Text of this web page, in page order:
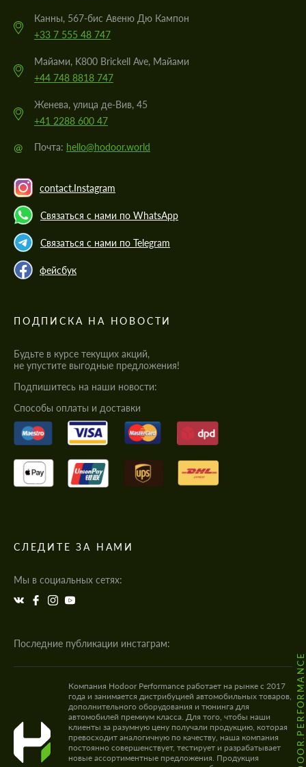
Канны, 567-бис Авеню Дю Кампон
+33 7 555 48 747
Майами, K800 Brickell Ave, Майами
+44 748 8818 747
Женева, улица де-Вив, 45
+41 2288 600 47
@ Почта: hello@hodoor.world
contact.Instagram
Связаться с нами по WhatsApp
Связаться с нами по Telegram
фейсбук
ПОДПИСКА НА НОВОСТИ
Будьте в курсе текущих акций,
не упустите выгодные предложения!
Подпишитесь на наши новости:
Cпособы оплаты и доставки
СЛЕДИТЕ ЗА НАМИ
Мы в социальных сетях:
Последние публикации инстаграм:
@HODOOR.PERFORMANCE
Компания Hodoor Performance работает на рынке с 2017
года и занимается дистрибуцией автомобильных товаров,
дополнительного оборудования и тюнинга для
автомобилей премиум класса. Для того, чтобы наши
клиенты за разумную цену получали продукцию, которая
превосходит аналогичную по качеству, наша компания
постоянно совершенствует, тестирует и разрабатывает
новые ассортиментные предложения. Продукция